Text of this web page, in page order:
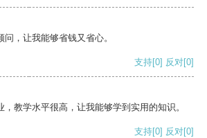
，让我能够省钱又省心。
支持[0] 反对[0]
教学水平很高，让我能够学到实用的知识。
支持[0] 反对[0]